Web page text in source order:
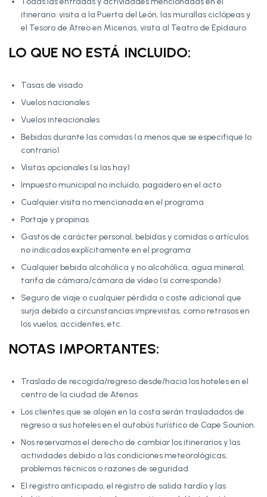
itinerario: visita a la Puerta del León, las murallas ciclópeas y
el Tesoro de Atreo en Micenas, visita al Teatro de Epidauro
LO QUE NO ESTÁ INCLUIDO:
Tasas de visado
Vuelos nacionales
Vuelos inteacionales
Bebidas durante las comidas (a menos que se especifique lo
contrario)
Visitas opcionales (si las hay)
Impuesto municipal no incluido, pagadero en el acto
Cualquier visita no mencionada en el programa
Portaje y propinas
Gastos de carácter personal, bebidas y comidas o artículos
no indicados explícitamente en el programa
Cualquier bebida alcohólica y no alcohólica, agua mineral,
tarifa de cámara/cámara de vídeo (si corresponde)
Seguro de viaje o cualquier pérdida o coste adicional que
surja debido a circunstancias imprevistas, como retrasos en
los vuelos, accidentes, etc.
NOTAS IMPORTANTES:
Traslado de recogida/regreso desde/hacia los hoteles en el
centro de la ciudad de Atenas
Los clientes que se alojen en la costa serán trasladados de
regreso a sus hoteles en el autobús turístico de Cape Sounion.
Nos reservamos el derecho de cambiar los itinerarios y las
actividades debido a las condiciones meteorológicas,
problemas técnicos o razones de seguridad
El registro anticipado, el registro de salida tardío y las